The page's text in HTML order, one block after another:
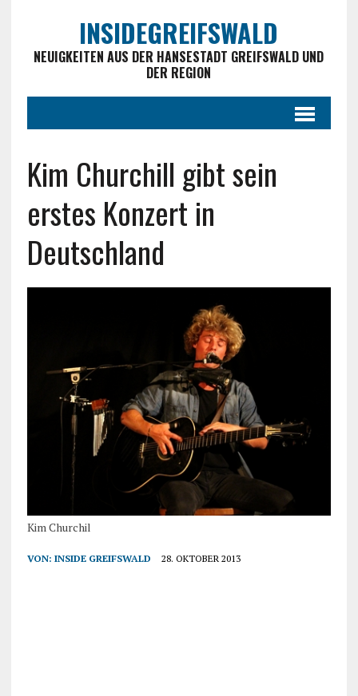
INSIDEGREIFSWALD
NEUIGKEITEN AUS DER HANSESTADT GREIFSWALD UND
DER REGION
Kim Churchill gibt sein
erstes Konzert in
Deutschland
Kim Churchil
VON: INSIDE GREIFSWALD 28. OKTOBER 2013